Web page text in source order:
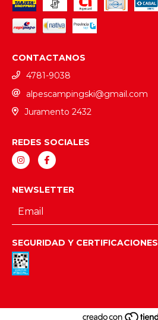
CONTACTANOS
4781-9038
alpescampingski@gmail.com
Juramento 2432
REDES SOCIALES
NEWSLETTER
SEGURIDAD Y CERTIFICACIONES